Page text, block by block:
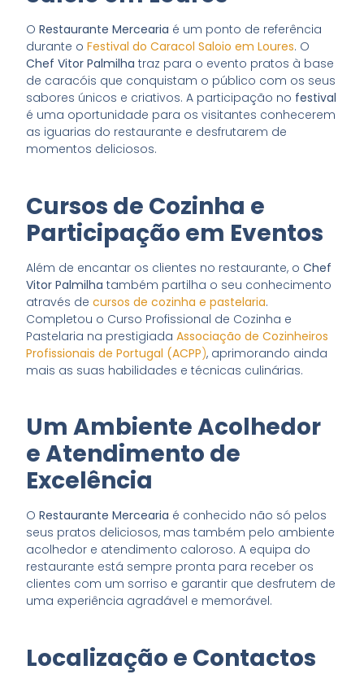
ORestaurante Mercearia é um ponto de referência
durante oFestival do Caracol Saloio em Loures. O
Chef Vitor Palmilha traz para o evento pratos à base
de caracóis que conquistam o público com os seus
sabores únicos e criativos. A participação no festival
é uma oportunidade para os visitantes conhecerem
as iguarias do restaurante e desfrutarem de
momentos deliciosos.
Cursos de Cozinha e
Participação em Eventos
Além de encantar os clientes no restaurante, o Chef
Vitor Palmilha também partilha o seu conhecimento
através decursos de cozinha e pastelaria.
Completou o Curso Profissional de Cozinha e
Pastelaria na prestigiadaAssociação de Cozinheiros
Profissionais de Portugal (ACPP), aprimorando ainda
mais as suas habilidades e técnicas culinárias.
Um Ambiente Acolhedor
e Atendimento de
Excelência
ORestaurante Mercearia é conhecido não só pelos
seus pratos deliciosos, mas também pelo ambiente
acolhedor e atendimento caloroso. A equipa do
restaurante está sempre pronta para receber os
clientes com um sorriso e garantir que desfrutem de
uma experiência agradável e memorável.
Localização e Contactos